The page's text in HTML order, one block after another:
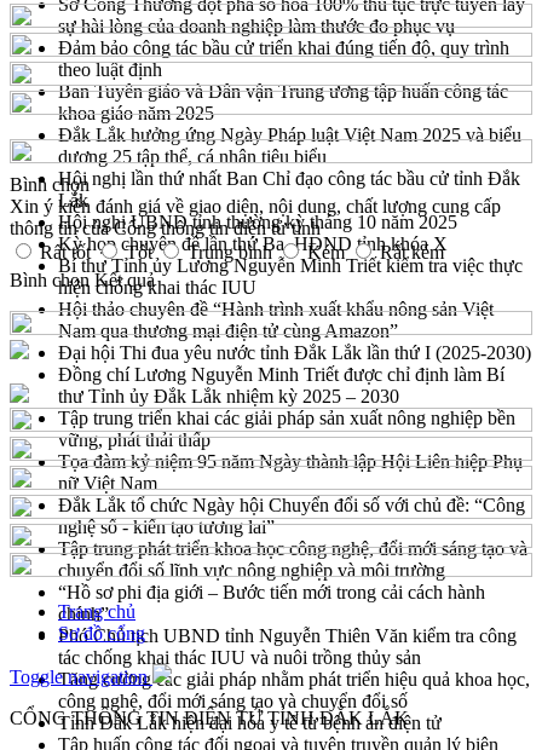
Sở Công Thương đột phá số hóa 100% thủ tục trực tuyến lấy
sự hài lòng của doanh nghiệp làm thước đo phục vụ
Đảm bảo công tác bầu cử triển khai đúng tiến độ, quy trình
theo luật định
Ban Tuyên giáo và Dân vận Trung ương tập huấn công tác
khoa giáo năm 2025
Đắk Lắk hưởng ứng Ngày Pháp luật Việt Nam 2025 và biểu
dương 25 tập thể, cá nhân tiêu biểu
Hội nghị lần thứ nhất Ban Chỉ đạo công tác bầu cử tỉnh Đắk
Lắk
Hội nghị UBND tỉnh thường kỳ tháng 10 năm 2025
Kỳ họp chuyên đề lần thứ Ba, HĐND tỉnh khóa X
Bí thư Tỉnh ủy Lương Nguyễn Minh Triết kiểm tra việc thực
hiện chống khai thác IUU
Hội thảo chuyên đề “Hành trình xuất khẩu nông sản Việt
Nam qua thương mại điện tử cùng Amazon”
Đại hội Thi đua yêu nước tỉnh Đắk Lắk lần thứ I (2025-2030)
Đồng chí Lương Nguyễn Minh Triết được chỉ định làm Bí
thư Tỉnh ủy Đắk Lắk nhiệm kỳ 2025 – 2030
Tập trung triển khai các giải pháp sản xuất nông nghiệp bền
vững, phát thải thấp
Tọa đàm kỷ niệm 95 năm Ngày thành lập Hội Liên hiệp Phụ
nữ Việt Nam
Đắk Lắk tổ chức Ngày hội Chuyển đổi số với chủ đề: “Công
nghệ số - kiến tạo tương lai”
Tập trung phát triển khoa học công nghệ, đổi mới sáng tạo và
chuyển đổi số lĩnh vực nông nghiệp và môi trường
“Hồ sơ phi địa giới – Bước tiến mới trong cải cách hành
chính”
Phó Chủ tịch UBND tỉnh Nguyễn Thiên Văn kiểm tra công
tác chống khai thác IUU và nuôi trồng thủy sản
Tăng cường các giải pháp nhằm phát triển hiệu quả khoa học,
công nghệ, đổi mới sáng tạo và chuyển đổi số
Tỉnh Đắk Lắk hiện đại hóa y tế từ bệnh án điện tử
Tập huấn công tác đối ngoại và tuyên truyền quản lý biên
Bình chọn
Xin ý kiến đánh giá về giao diện, nội dung, chất lượng cung cấp
thông tin của Cổng thông tin điện tử tỉnh
Rất tốt
Tốt Trung bình Kém
Rất kém
Bình chọn Kết quả
Trang chủ
Sơ đồ cổng
Toggle navigation
CỔNG THÔNG TIN ĐIỆN TỬ TỈNH ĐẮK LẮK